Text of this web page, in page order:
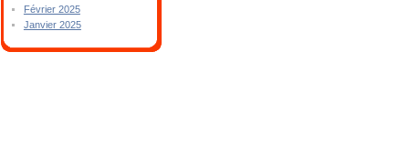
Février 2025
Janvier 2025